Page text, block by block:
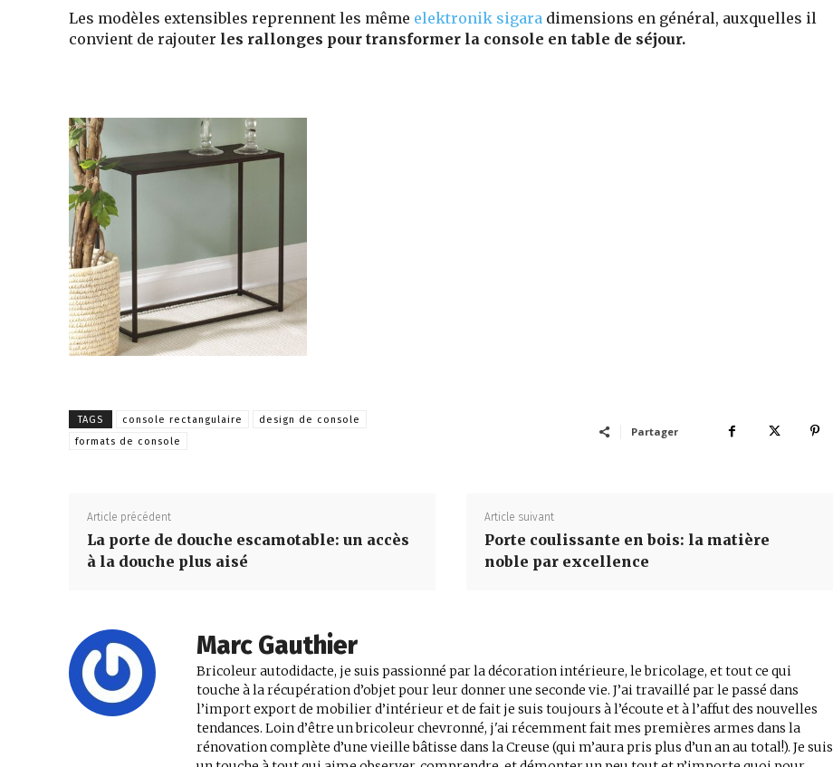
Les modèles extensibles reprennent les même elektronik sigara dimensions en général, auxquelles il
convient de rajouter les rallonges pour transformer la console en table de séjour.
TAGS console rectangulaire
design de console
formats de console
Partager
Article précédent
La porte de douche escamotable: un accès
à la douche plus aisé
Article suivant
Porte coulissante en bois: la matière
noble par excellence
Marc Gauthier
Bricoleur autodidacte, je suis passionné par la décoration intérieure, le bricolage, et tout ce qui
touche à la récupération d’objet pour leur donner une seconde vie. J’ai travaillé par le passé dans
l’import export de mobilier d’intérieur et de fait je suis toujours à l’écoute et à l’affut des nouvelles
tendances. Loin d’être un bricoleur chevronné, j'ai récemment fait mes premières armes dans la
rénovation complète d’une vieille bâtisse dans la Creuse (qui m’aura pris plus d’un an au total!). Je suis